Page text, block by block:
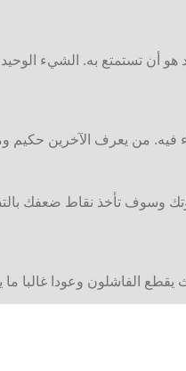
أن تستمتع به. الشيء
فيه. من يعرف الآخرين حكيم
وسوف تأخذ نقاط ضعفك
الفاشلون وعودا غالبا ما